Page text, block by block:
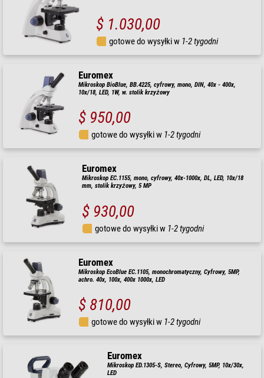
$ 1.030,00
gotowe do wysyłki w 1-2 tygodni
Euromex
Mikroskop BioBlue, BB.4225, cyfrowy, mono, DIN, 40x - 400x,
10x/18, LED, 1W, w. stolik krzyżowy
$ 950,00
gotowe do wysyłki w 1-2 tygodni
Euromex
Mikroskop EC.1155, mono, cyfrowy, 40x-1000x, DL, LED, 10x/18
mm, stolik krzyżowy, 5 MP
$ 930,00
gotowe do wysyłki w 1-2 tygodni
Euromex
Mikroskop EcoBlue EC.1105, monochromatyczny, Cyfrowy, 5MP,
achro. 40x, 100x, 400x 1000x, LED
$ 810,00
gotowe do wysyłki w 1-2 tygodni
Euromex
Mikroskop ED.1305-S, Stereo, Cyfrowy, 5MP, 10x/30x,
LED